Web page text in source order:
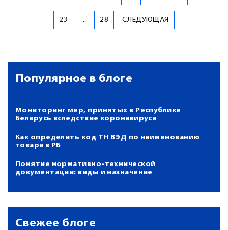
23 ... 28 СЛЕДУЮЩАЯ
Популярное в блоге
Мониторинг мер, принятых в Республике
Беларусь вследствие коронавируса
Как определить код ТН ВЭД по наименованию
товара в РБ
Понятие нормативно-технической
документации: виды и назначение
Свежее блоге